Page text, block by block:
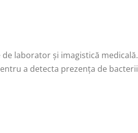
laborator și imagistică medicală.
a detecta prezența de bacterii